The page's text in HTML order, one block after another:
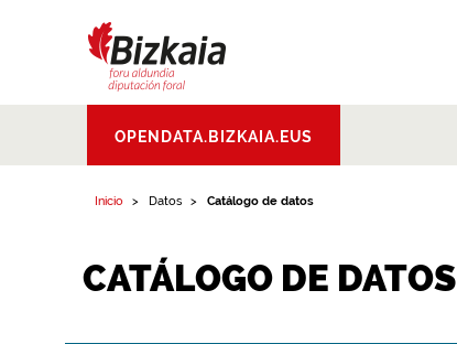
Aldundia.Diputacion
Foral de Bizkaia
OPENDATA.BIZKAIA.EUS
Inicio Datos Catálogo de datos
CATÁLOGO DE DATOS